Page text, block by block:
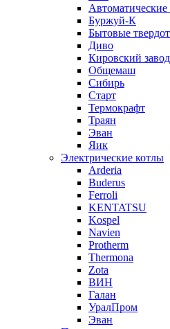
Буржуй-К
Бытовые
Диво
Кировский завод
Общемаш
Сибирь
Старт
Термокрафт
Траян
Эван
Яик
Электрические котлы
Arderia
Buderus
Ferroli
KENTATSU
Kospel
Navien
Protherm
Thermona
Zota
ВИН
Галан
УралПром
Эван